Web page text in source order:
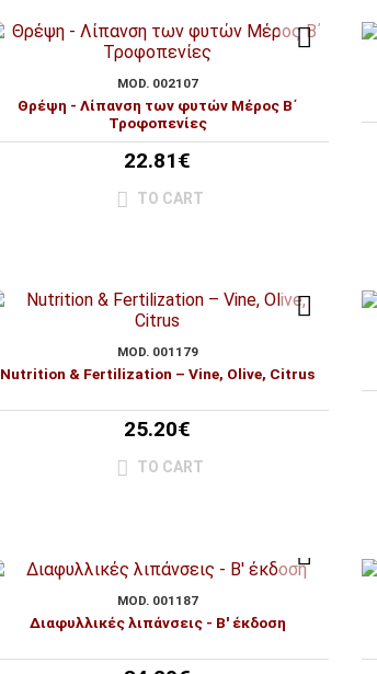
MOD. 002107
Θρέψη - Λίπανση των φυτών Μέρος Β΄
Τροφοπενίες
22.81€
TO CART
MOD. 001179
Nutrition & Fertilization – Vine, Olive, Citrus
25.20€
TO CART
MOD. 001187
Διαφυλλικές λιπάνσεις - Β' έκδοση